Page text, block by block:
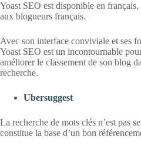
Yoast SEO est disponible en
aux blogueurs français.
Avec son interface conviviale et ses
Yoast SEO est un incontournable
améliorer le classement de son blog
recherche.
Ubersuggest
La recherche de mots clés n’est pas
constitue la base d’un bon